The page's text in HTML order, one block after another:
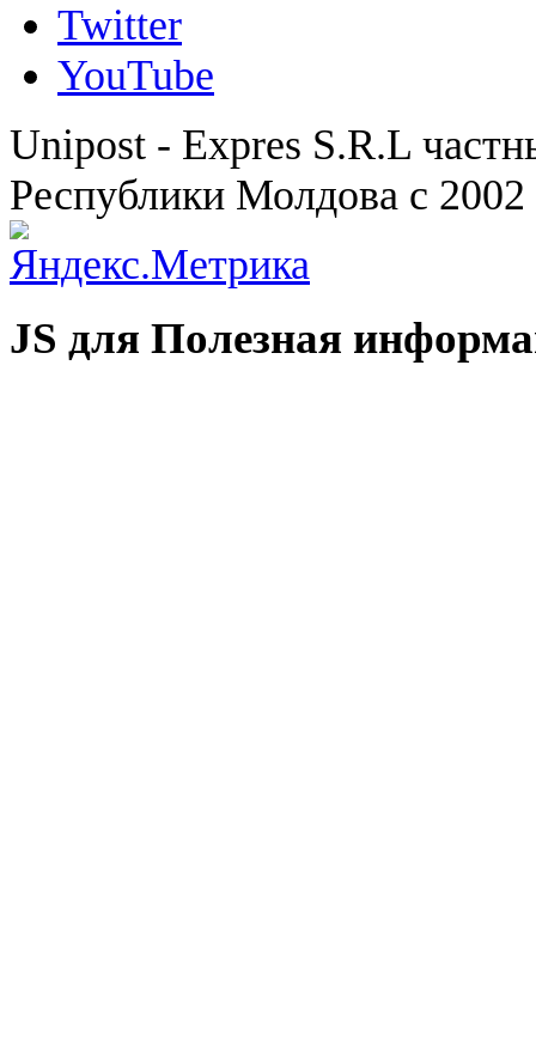
Twitter
YouTube
Unipost - Expres S.R.L
Республики Молдова с 2002
JS для Полезная